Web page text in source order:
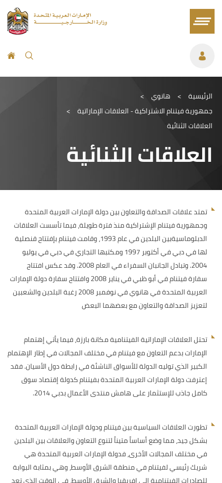
الرئيسية > هانوي >
جمهورية فيتنام الاشتراكية - العلاقات الإماراتية >
العلاقات الثنائية
العلاقات الثنائية
تمتد علاقات الصداقة والتعاون بين دولة الإمارات العربية المتحدة
وجمهورية فيتنام الإشتراكية منذ فترة طويلة، فيما تأسست العلاقات
الدبلوماسيةبين البلدين في عام 1993، وقامت فيتنام بإفتتاح قنصلية
لها في دبي في أكتوبر 1997 ومكتبها التجاري في دبي في يوليو
2004. وتبادل الجانبان السفراء في العام 2008. وقد عكس افتتاح
سفارة فيتنام في أبو ظبي في يناير 2008 وافتتاح سفارة دولة الإمارات
العربية المتحدة في هانوي في نوفمبر 2008 رغبة البلدين والشعبين
لتعزيز الصداقة والتعاون مع بعضهما البعض
تحتل العلاقات الإماراتية الفيتنامية مكانة بارزة، فيما يأتي إهتمام
الإمارات بدعم التعاون مع فيتنام في مختلف المجالات في إطار الإهتمام
الكبير الذي توليه الدولة للأسواق الناشئة في رابطة دول الأسيان. فقد
إعترفت دولة الإمارات العربية المتحدة بفيتنام كدولة إقتصاد سوق
كامل جاذب للإستثمار على هامش منتدى الأعمال بدبي 2014.
تطورت العلاقات السياسية بين فيتنام ودولة الإمارات العربية المتحدة
بشكل جيد، مما وضع أساساً متيناً لتنوع التعاون والعلاقات بين البلدين
في مختلف المجالات الأخرى، فدولة الإمارات العربية المتحدة هي
شريك رئيسي لفيتنام في منطقة الشرق الأوسط، وهي بمثابة البوابة
للصادرات الفيتنامية إلى إفريقيا والشرق الأوسط، في الوقت الذي تعد